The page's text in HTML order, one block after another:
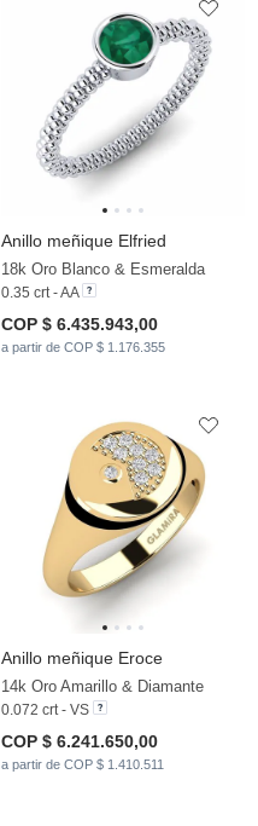
Anillo meñique Elfried
18k Oro Blanco & Esmeralda
0.35 crt - AA
COP $ 6.435.943,00
a partir de COP $ 1.176.355
Anillo meñique Eroce
14k Oro Amarillo & Diamante
0.072 crt - VS
COP $ 6.241.650,00
a partir de COP $ 1.410.511